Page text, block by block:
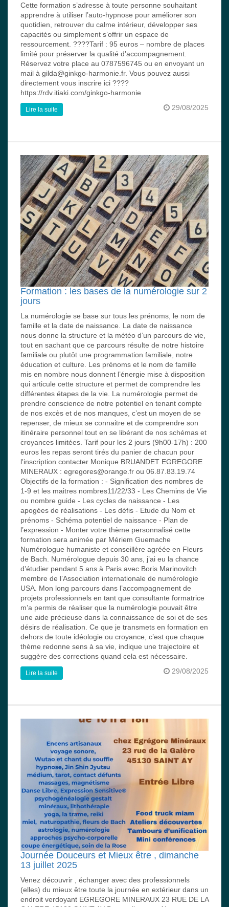
Cette formation s’adresse à toute personne souhaitant
apprendre à utiliser l’auto-hypnose pour améliorer son
quotidien, retrouver du calme intérieur, développer ses
capacités ou simplement s’offrir un espace de
ressourcement. ????Tarif : 95 euros – nombre de places
limité pour préserver la qualité d’accompagnement.
Réservez votre place au 0787596745 ou en envoyant un
mail à gilda@ginkgo-harmonie.fr. Vous pouvez aussi
directement vous inscrire ici ????
https://rdv.itiaki.com/ginkgo-harmonie
29/08/2025
Lire la suite
Formation : les bases de la numérologie sur 2
jours
La numérologie se base sur tous les prénoms, le nom de
famille et la date de naissance. La date de naissance
nous donne la structure et la météo d’un parcours de vie,
tout en sachant que ce parcours résulte de notre histoire
familiale ou plutôt une programmation familiale, notre
éducation et culture. Les prénoms et le nom de famille
mis en nombre nous donnent l’énergie mise à disposition
qui articule cette structure et permet de comprendre les
différentes étapes de la vie. La numérologie permet de
prendre conscience de notre potentiel en tenant compte
de nos excès et de nos manques, c’est un moyen de se
repenser, de mieux se connaitre et de comprendre son
itinéraire personnel tout en se libérant de nos schémas et
croyances limitées. Tarif pour les 2 jours (9h00-17h) : 200
euros les repas seront tirés du panier de chacun pour
l'inscription contacter Monique BRUANDET EGREGORE
MINERAUX : egregores@orange.fr ou 06.87.83.19.74
Objectifs de la formation : - Signification des nombres de
1-9 et les maitres nombres11/22/33 - Les Chemins de Vie
ou nombre guide - Les cycles de naissance - Les
apogées de réalisations - Les défis - Etude du Nom et
prénoms - Schéma potentiel de naissance - Plan de
l’expression - Monter votre thème personnalisé cette
formation sera animée par Mériem Guemache
Numérologue humaniste et conseillère agréée en Fleurs
de Bach. Numérologue depuis 30 ans, j’ai eu la chance
d’étudier pendant 5 ans à Paris avec Boris Marinovitch
membre de l’Association internationale de numérologie
USA. Mon long parcours dans l’accompagnement de
projets professionnels en tant que consultante formatrice
m’a permis de réaliser que la numérologie pouvait être
une aide précieuse dans la connaissance de soi et de ses
désirs de réalisation. Ce que je transmets en formation en
dehors de toute idéologie ou croyance, c’est que chaque
thème redonne sens à sa vie, indique une trajectoire et
suggère des corrections quand cela est nécessaire.
29/08/2025
Lire la suite
Journée Douceurs et Mieux être , dimanche
13 juillet 2025
Venez découvrir , échanger avec des professionnels
(elles) du mieux être toute la journée en extérieur dans un
endroit verdoyant EGREGORE MINERAUX 23 RUE DE LA